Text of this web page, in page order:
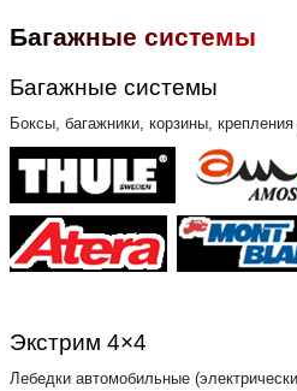
Багажные системы
Багажные системы
Боксы, багажники, корзины,
Экстрим 4×4
Лебедки автомобильные